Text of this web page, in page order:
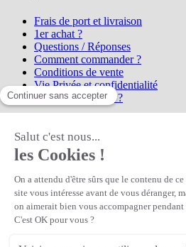
Frais de port et livraison
1er achat ?
Questions / Réponses
Comment commander ?
Conditions de vente
Vie Privée et confidentialité
Qui sommes-nous ?
la référence en perles et bijoux
perles en ligne, telles que les perles
et cristaux et strass en cristal Preciosa,
apprêts en Argent 925, Gold Filled,
Matière Première est un